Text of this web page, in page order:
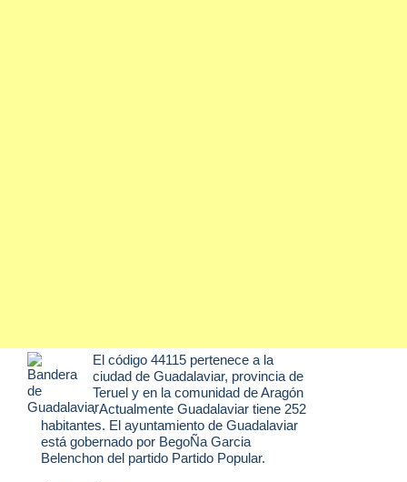
El código 44115 pertenece a la
ciudad de Guadalaviar, provincia de
Teruel y en la comunidad de Aragón
. Actualmente Guadalaviar tiene 252
habitantes. El ayuntamiento de Guadalaviar
está gobernado por BegoÑa Garcia
Belenchon del partido Partido Popular.